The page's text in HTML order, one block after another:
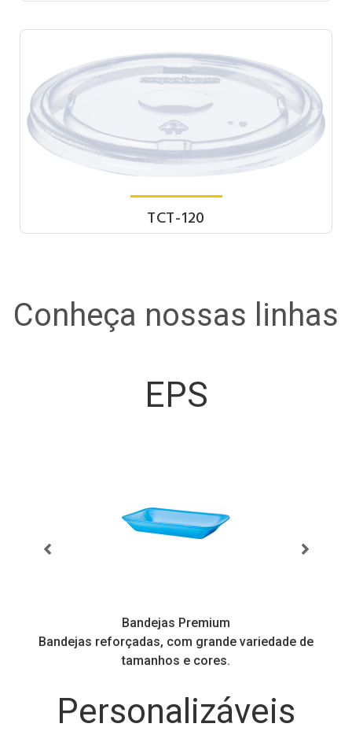
TCT-120
Conheça nossas linhas
EPS
Bandejas Premium
Bandejas reforçadas, com grande variedade de
tamanhos e cores.
Personalizáveis